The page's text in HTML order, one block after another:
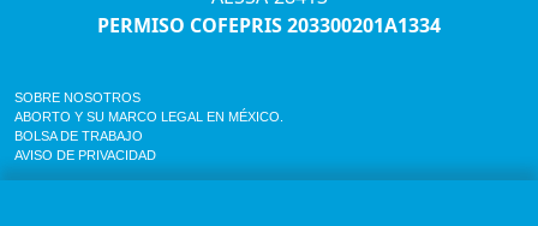
PERMISO COFEPRIS 203300201A1334
SOBRE NOSOTROS
ABORTO Y SU MARCO LEGAL EN MÉXICO.
BOLSA DE TRABAJO
AVISO DE PRIVACIDAD